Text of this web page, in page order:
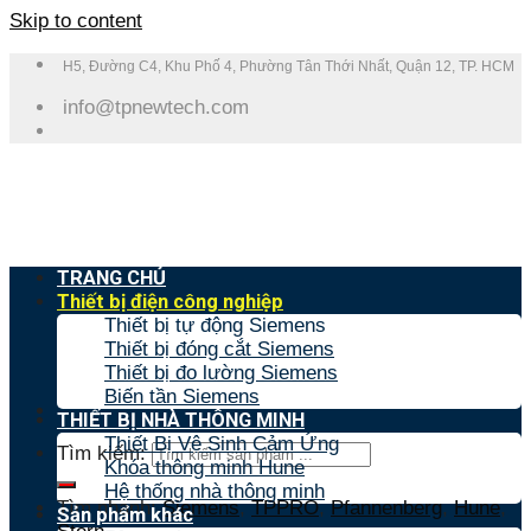
Skip to content
H5, Đường C4, Khu Phố 4, Phường Tân Thới Nhất, Quận 12, TP. HCM
info@tpnewtech.com
Tìm kiếm:
Tìm nhanh:Siemens,TPPRO,Pfannenberg,Hune,
TRANG CHỦ
Thiết bị điện công nghiệp
Thiết bị tự động Siemens
Thiết bị đóng cắt Siemens
Thiết bị đo lường Siemens
Biến tần Siemens
THIẾT BỊ NHÀ THÔNG MINH
Thiết Bị Vệ Sinh Cảm Ứng
Khóa thông minh Hune
Hệ thống nhà thông minh
Sản phẩm khác